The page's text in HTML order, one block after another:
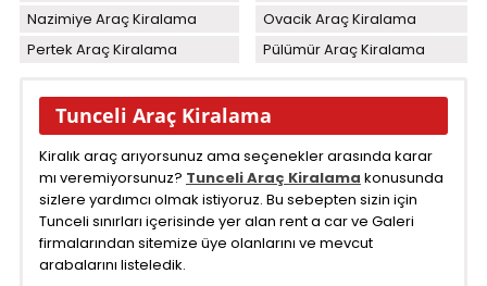
Nazimiye Araç Kiralama
Ovacik Araç Kiralama
Pertek Araç Kiralama
Pülümür Araç Kiralama
Tunceli Araç Kiralama
Kiralık araç arıyorsunuz ama seçenekler arasında karar
mı veremiyorsunuz? Tunceli Araç Kiralama konusunda
sizlere yardımcı olmak istiyoruz. Bu sebepten sizin için
Tunceli sınırları içerisinde yer alan rent a car ve Galeri
firmalarından sitemize üye olanlarını ve mevcut
arabalarını listeledik.